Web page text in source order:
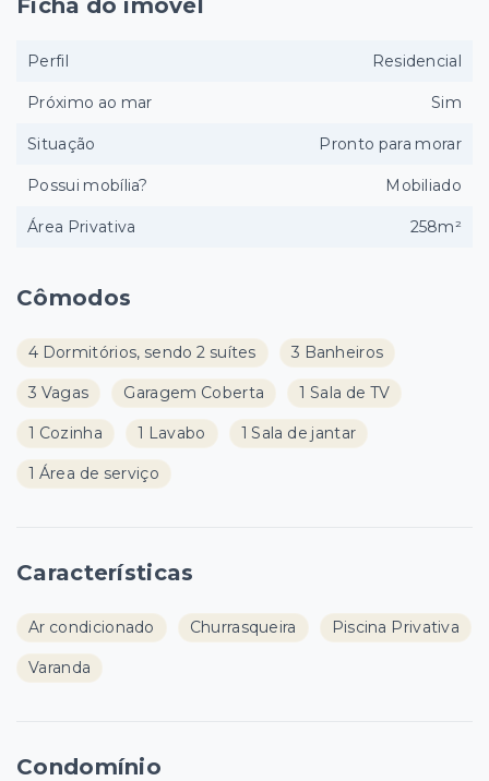
Cômodos
4 Dormitórios, sendo 2 suítes 3 Banheiros
3 Vagas Garagem Coberta 1 Sala de TV
1 Cozinha 1 Lavabo 1 Sala de jantar
1 Área de serviço
Características
Ar condicionado Churrasqueira Piscina Privativa
Varanda
Condomínio
Ficha do imóvel
Perfil Residencial
Próximo ao mar Sim
Situação Pronto para morar
Possui mobília? Mobiliado
Área Privativa 258m²